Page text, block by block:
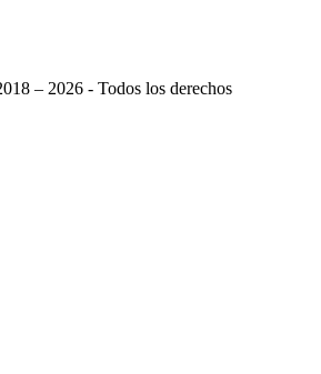
– 2026 - Todos los derechos